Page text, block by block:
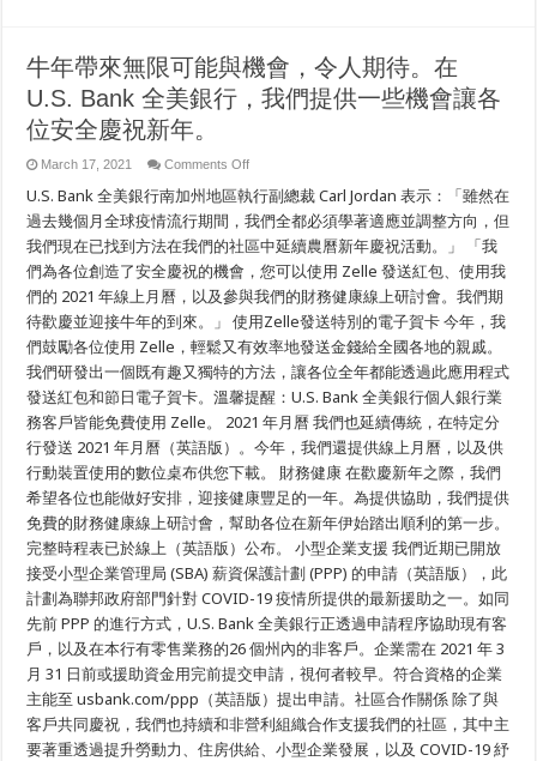
牛年帶來無限可能與機會，令人期待。在
U.S. Bank 全美銀行，我們提供一些機會讓各
位安全慶祝新年。
March 17, 2021 Comments Offon
年
帶
來
無
限
可
能
與
機
會，
令
人
待。
在
U.S.
Bank
全
美
銀
行，
我
們
提
供
一
些
機
會
讓
各
位
U.S. Bank 全美銀行南加州地區執行副總裁 Carl Jordan 表示：「雖然在
過去幾個月全球疫情流行期間，我們全都必須學著適應並調整方向，但
我們現在已找到方法在我們的社區中延續農曆新年慶祝活動。」 「我
們為各位創造了安全慶祝的機會，您可以使用 Zelle 發送紅包、使用我
們的 2021 年線上月曆，以及參與我們的財務健康線上研討會。我們期
待歡慶並迎接牛年的到來。」 使用Zelle發送特別的電子賀卡 今年，我
們鼓勵各位使用 Zelle，輕鬆又有效率地發送金錢給全國各地的親戚。
我們研發出一個既有趣又獨特的方法，讓各位全年都能透過此應用程式
發送紅包和節日電子賀卡。溫馨提醒：U.S. Bank 全美銀行個人銀行業
務客戶皆能免費使用 Zelle。 2021 年月曆 我們也延續傳統，在特定分
行發送 2021 年月曆（英語版）。今年，我們還提供線上月曆，以及供
行動裝置使用的數位桌布供您下載。 財務健康 在歡慶新年之際，我們
希望各位也能做好安排，迎接健康豐足的一年。為提供協助，我們提供
免費的財務健康線上研討會，幫助各位在新年伊始踏出順利的第一步。
完整時程表已於線上（英語版）公布。 小型企業支援 我們近期已開放
接受小型企業管理局 (SBA) 薪資保護計劃 (PPP) 的申請（英語版），此
計劃為聯邦政府部門針對 COVID-19 疫情所提供的最新援助之一。如同
先前 PPP 的進行方式，U.S. Bank 全美銀行正透過申請程序協助現有客
戶，以及在本行有零售業務的26 個州內的非客戶。企業需在 2021 年 3
月 31 日前或援助資金用完前提交申請，視何者較早。符合資格的企業
主能至 usbank.com/ppp（英語版）提出申請。社區合作關係 除了與
客戶共同慶祝，我們也持續和非營利組織合作支援我們的社區，其中主
要著重透過提升勞動力、住房供給、小型企業發展，以及 COVID-19 紓